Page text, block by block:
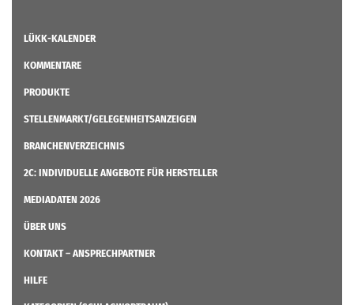
LÜKK-KALENDER
KOMMENTARE
PRODUKTE
STELLENMARKT/GELEGENHEITSANZEIGEN
BRANCHENVERZEICHNIS
2C: INDIVIDUELLE ANGEBOTE FÜR HERSTELLER
MEDIADATEN 2026
ÜBER UNS
KONTAKT – ANSPRECHPARTNER
HILFE